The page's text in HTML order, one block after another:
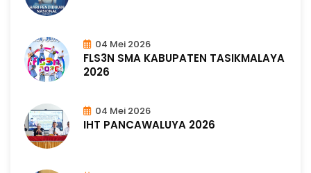
04 Mei 2026
FLS3N SMA KABUPATEN TASIKMALAYA
2026
04 Mei 2026
IHT PANCAWALUYA 2026